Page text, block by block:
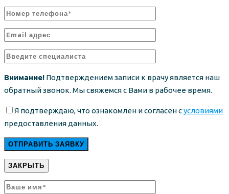
Внимание! Подтверждением записи к врачу является наш
обратный звонок. Мы свяжемся с Вами в рабочее время.
Я подтверждаю, что ознакомлен и согласен сусловиями
предоставления данных.
ЗАКРЫТЬ